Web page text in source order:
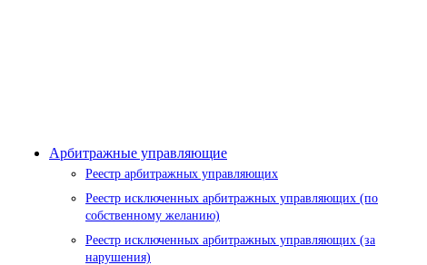
Арбитражные управляющие
Реестр арбитражных управляющих
Реестр исключенных арбитражных управляющих (по
собственному желанию)
Реестр исключенных арбитражных управляющих (за
нарушения)